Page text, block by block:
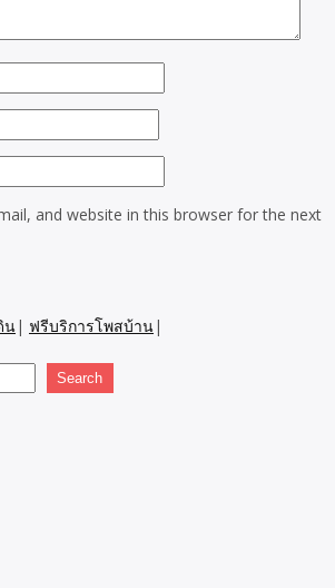
and website in this browser for the next
น| ฟรีบริการโพสบ้าน|
Search